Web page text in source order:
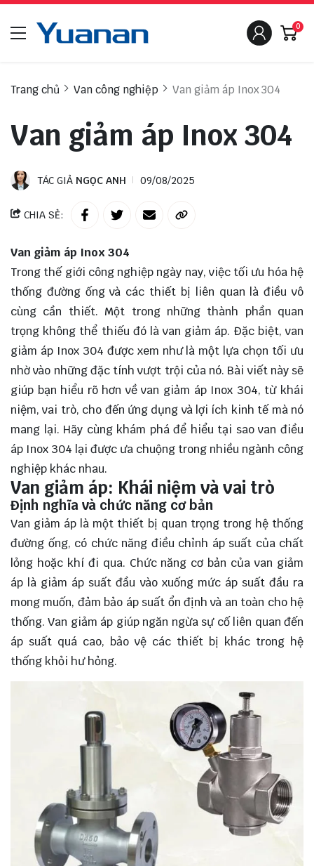
0
Trang chủ Van công nghiệp Van giảm áp Inox 304
Van giảm áp Inox 304
TÁC GIẢ NGỌC ANH 09/08/2025
CHIA SẺ:
Van giảm áp Inox 304
Trong thế giới công nghiệp ngày nay, việc tối ưu hóa hệ
thống đường ống và các thiết bị liên quan là điều vô
cùng cần thiết. Một trong những thành phần quan
trọng không thể thiếu đó là van giảm áp. Đặc biệt, van
giảm áp Inox 304 được xem như là một lựa chọn tối ưu
nhờ vào những đặc tính vượt trội của nó. Bài viết này sẽ
giúp bạn hiểu rõ hơn về van giảm áp Inox 304, từ khái
niệm, vai trò, cho đến ứng dụng và lợi ích kinh tế mà nó
mang lại. Hãy cùng khám pháđể hiểu tại sao van điều
áp Inox 304 lại được ưa chuộng trong nhiều ngành công
nghiệp khác nhau.
Van giảm áp: Khái niệm và vai trò
Định nghĩa và chức năng cơ bản
Van giảm áp là một thiết bị quan trọng trong hệ thống
đường ống, có chức năng điều chỉnh áp suất của chất
lỏng hoặc khí đi qua. Chức năng cơ bản của van giảm
áp là giảm áp suất đầu vào xuống mức áp suất đầu ra
mong muốn, đảm bảo áp suất ổn định và an toàn cho hệ
thống. Van giảm áp giúp ngăn ngừa sự cố liên quan đến
áp suất quá cao, bảo vệ các thiết bị khác trong hệ
thống khỏi hư hỏng.